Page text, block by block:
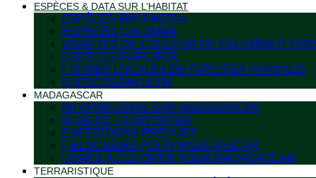
ESPÈCES & DATA SUR L’HABITAT
ESPÈCES BROOKESIA
ESPÈCES CALUMMA
VARIÉTÉS DE COULEUR DE CALUMMA P.
ESPÈCES FURCIFER
FORMES LOCALES DE FURCIFER PARDALIS
ESPÈCES PALLEON
MADAGASCAR
INFORMATIONS SUR MADAGASCAR
BLOG DE L’EXPÉDITION
EXPÉDITIONS PRÉVUES
FIELDGUIDES POUR MADAGASCAR
LIVRES À COLORIER POUR MADAGASCAR
TERRARISTIQUE